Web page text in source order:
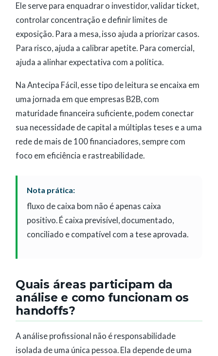
Ele serve para enquadrar o investidor, validar ticket,
controlar concentração e definir limites de
exposição. Para a mesa, isso ajuda a priorizar casos.
Para risco, ajuda a calibrar apetite. Para comercial,
ajuda a alinhar expectativa com a política.
Na Antecipa Fácil, esse tipo de leitura se encaixa em
uma jornada em que empresas B2B, com
maturidade financeira suficiente, podem conectar
sua necessidade de capital a múltiplas teses e a uma
rede de mais de 100 financiadores, sempre com
foco em eficiência e rastreabilidade.
Nota prática:
fluxo de caixa bom não é apenas caixa
positivo. É caixa previsível, documentado,
conciliado e compatível com a tese aprovada.
Quais áreas participam da
análise e como funcionam os
handoffs?
A análise profissional não é responsabilidade
isolada de uma única pessoa. Ela depende de uma